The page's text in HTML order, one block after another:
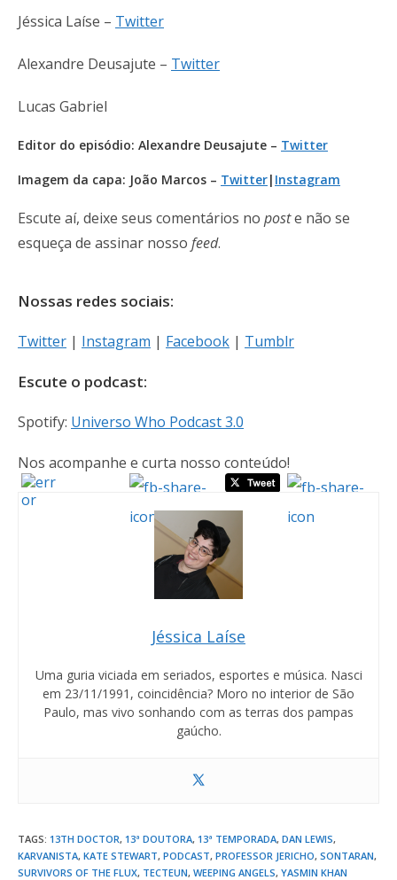
Jéssica Laíse – Twitter
Alexandre Deusajute – Twitter
Lucas Gabriel
Editor do episódio: Alexandre Deusajute – Twitter
Imagem da capa: João Marcos – Twitter| Instagram
Escute aí, deixe seus comentários no poste não se
esqueça de assinar nosso feed.
Nossas redes sociais:
Twitter | Instagram | Facebook | Tumblr
Escute o podcast:
Spotify: Universo Who Podcast 3.0
Nos acompanhe e curta nosso conteúdo!
Jéssica Laíse
Uma guria viciada em seriados, esportes e música. Nasci
em 23/11/1991, coincidência? Moro no interior de São
Paulo, mas vivo sonhando com as terras dos pampas
gaúcho.
TAGS: 13TH DOCTOR, 13ª DOUTORA, 13ª TEMPORADA, DAN LEWIS,
KARVANISTA, KATE STEWART, PODCAST, PROFESSOR JERICHO, SONTARAN,
SURVIVORS OF THE FLUX, TECTEUN, WEEPING ANGELS, YASMIN KHAN